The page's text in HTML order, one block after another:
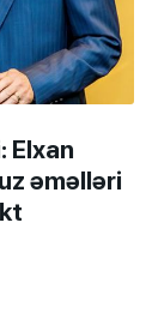
Elxan
əməlləri